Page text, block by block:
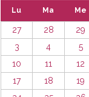
Lu Ma Me
27 28 29
3
4 5
10
11 12
17
18 19